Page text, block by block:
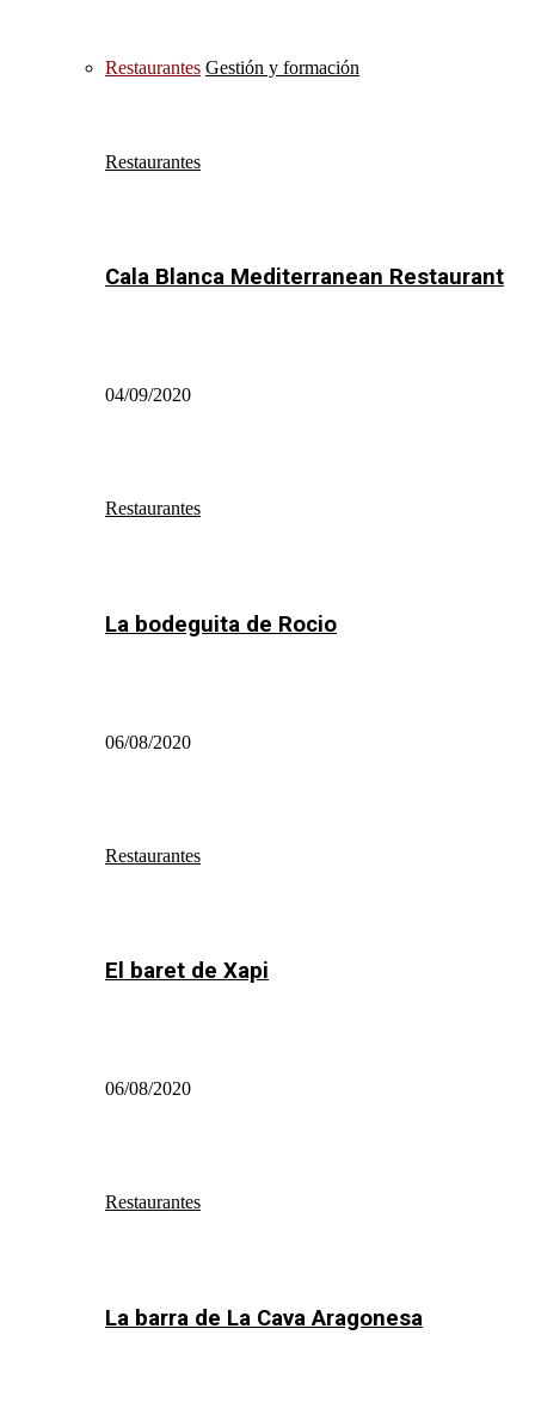
Restaurantes Gestión y formación
Restaurantes
Cala Blanca Mediterranean Restaurant
04/09/2020
Restaurantes
La bodeguita de Rocio
06/08/2020
Restaurantes
El baret de Xapi
06/08/2020
Restaurantes
La barra de La Cava Aragonesa